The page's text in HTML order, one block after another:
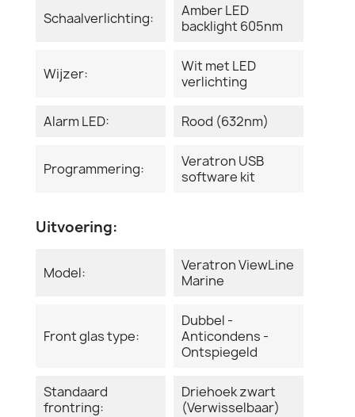
Schaalverlichting:
Amber LED
backlight 605nm
Wijzer:
Wit met LED
verlichting
Alarm LED: Rood (632nm)
Programmering:
Veratron USB
software kit
Uitvoering:
Model:
Veratron ViewLine
Marine
Front glas type:
Dubbel -
Anticondens -
Ontspiegeld
Standaard
frontring:
Driehoek zwart
(Verwisselbaar)